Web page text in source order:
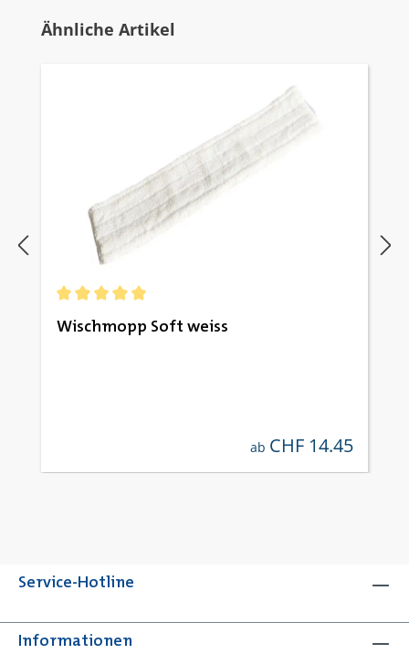
Produktgalerie überspringen
Ähnliche Artikel
Wischmopp Soft weiss
regulärer preis:
ab CHF 14.45
Service-Hotline
Informationen